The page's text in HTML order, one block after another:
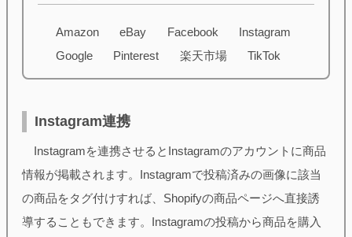
Amazon eBay Facebook
Instagram
Google
Pinterest 楽天市場 TikTok
Instagram連携
Instagramを連携させるとInstagramのアカウントに商品
情報が掲載されます。Instagramで投稿済みの画像に該当
の商品をタグ付けすれば、Shopifyの商品ページへ直接誘
導することもできます。Instagramの投稿から商品を購入